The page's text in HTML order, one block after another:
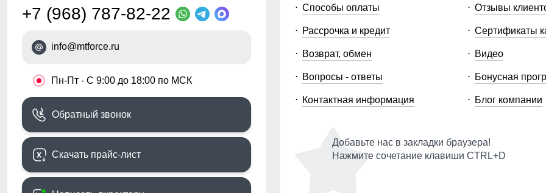
+7 (968) 787-82-22
info@mtforce.ru
• Пн-Пт - С 9:00 до 18:00 по МСК
Обратный звонок
Скачать прайс-лист
Способы оплаты
Рассрочка и кредит
Возврат, обмен
Вопросы - ответы
Контактная информация
Отзывы
Сертификаты
Видео
Бонусная
Блог компании
Добавьте нас в закладки браузера!
Нажмите сочетание клавиши CTRL+D